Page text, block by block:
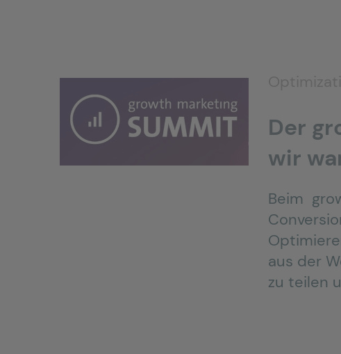
Der
wir
Beim
aus der
zu teilen